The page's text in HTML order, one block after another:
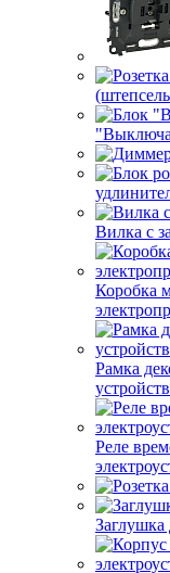
Вилка с
Коробка
Рамка
устройств
Реле
Заглушка